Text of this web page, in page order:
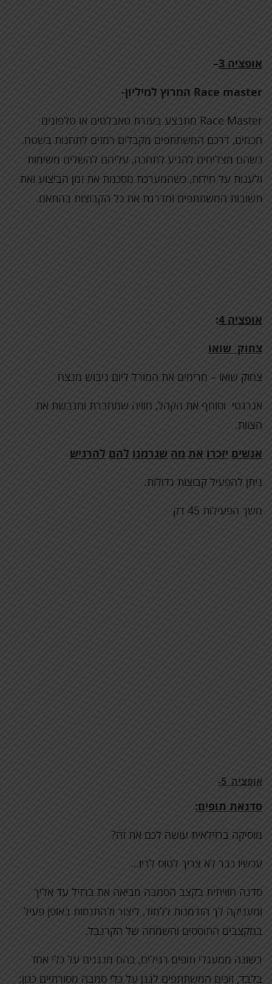
אופציה 3
–
Race master המרוץ למיליון-
Race Master מתבצע בעזרת טאבלטים או טלפונים
חכמים, דרכם המשתתפים מקבלים רמזים לתחנות בשטח.
כשהם מצליחים להגיע לתחנה, עליהם להשלים משימות
ולענות על חידות, כשהמערכת מסכמת את זמן הביצוע ואת
תשובות המשתתפים ומדרגת את כל הקבוצות בהתאם.
אופציה 4
:
צחוק שואו
צחוק שואו – מרימים את המורל ליום גיבוש מנצח
אנרגטי וסוחף את הקהל, חוויה שמחברת ומגבשת את
הצוות.
אנשים יזכרו את מה שגרמנו להם להרגיש
ניתן להפעיל קבוצות גדולות.
משך הפעילות 45 דק
אופציה 5-
סדנאת תופים:
מוסיקה ברזילאית עושה לכם את זה?
עכשיו כבר לא צריך לטוס לריו…
סדנה חוויתית בקצב הסמבה מביאה את ברזיל עד אליך
ומעניקה לך הזדמנות ללמוד, ליצור ולהתנסות באופן פעיל
במקצבים התוססים והשמחה של הקרנבל.
בשונה ממעגלי תופים רגילים, בהם מנגנים על כלי אחד
בלבד, זוכים המשתתפים לנגן על כלי סמבה מסורתיים כגון: